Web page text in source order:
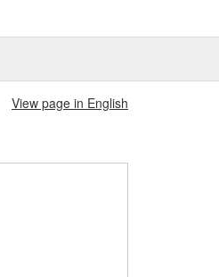
View page in English